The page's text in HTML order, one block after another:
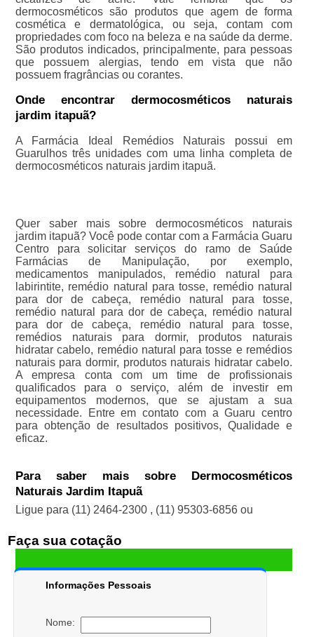
dermocosméticos são produtos que agem de forma
cosmética e dermatológica, ou seja, contam com
propriedades com foco na beleza e na saúde da derme.
São produtos indicados, principalmente, para pessoas
que possuem alergias, tendo em vista que não
possuem fragrâncias ou corantes.
Onde encontrar dermocosméticos naturais
jardim itapuã?
A Farmácia Ideal Remédios Naturais possui em
Guarulhos três unidades com uma linha completa de
dermocosméticos naturais jardim itapuã.
Quer saber mais sobre dermocosméticos naturais
jardim itapuã? Você pode contar com a Farmácia Guaru
Centro para solicitar serviços do ramo de Saúde
Farmácias de Manipulação, por exemplo,
medicamentos manipulados, remédio natural para
labirintite, remédio natural para tosse, remédio natural
para dor de cabeça, remédio natural para tosse,
remédio natural para dor de cabeça, remédio natural
para dor de cabeça, remédio natural para tosse,
remédios naturais para dormir, produtos naturais
hidratar cabelo, remédio natural para tosse e remédios
naturais para dormir, produtos naturais hidratar cabelo.
A empresa conta com um time de profissionais
qualificados para o serviço, além de investir em
equipamentos modernos, que se ajustam a sua
necessidade. Entre em contato com a Guaru centro
para obtenção de resultados positivos, Qualidade e
eficaz.
Para saber mais sobre Dermocosméticos
Naturais Jardim Itapuã
Ligue para (11) 2464-2300 , (11) 95303-6856 ou
Faça sua cotação
Informações Pessoais
Nome: